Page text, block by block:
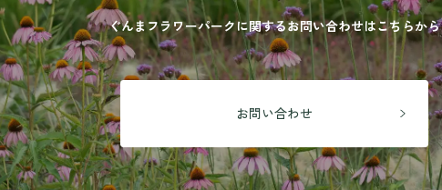
MINAMO DELI CAFE / HARAPPA CAFE
MINAMO MARKET / HANA SHOP
観光情報運営会社情報 プライバシーポリシー
ぐんまフラワーパークに関するお問い合わせはこちらから
お問い合わせ